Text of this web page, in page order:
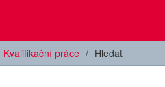
Kvalifikační práce Hledat